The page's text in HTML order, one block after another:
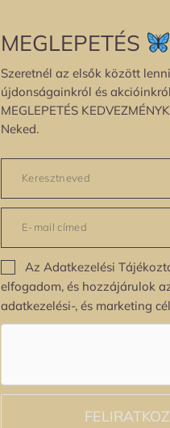
MEGLEPETÉS
Szeretnél az elsők között
újdonságainkról és
MEGLEPETÉS
Neked.
Az Adatkezelési
elfogadom, és hozzájárulok
adatkezelési-, és marketing